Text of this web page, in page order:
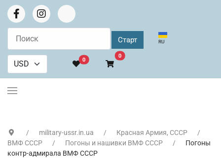
Выберите язык
RU
0
0В корзину
military-ussr.in.ua
Красная Армия, СССР
ВМФ СССР
Погоны и нашивки ВМФ СССР
Погоны
контр-адмирала ВМФ СССР